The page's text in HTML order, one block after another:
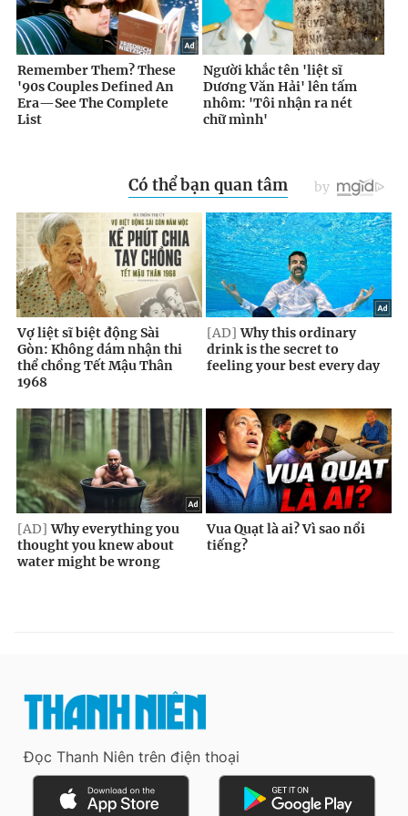
Đọc Thanh Niên trên điện thoại